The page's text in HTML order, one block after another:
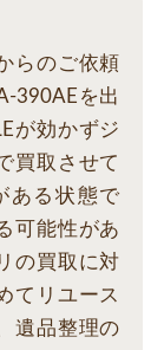
らのご依頼
390AEを出
が効かずジ
買取させて
ある状態で
可能性があ
の買取に対
てリユース
遺品整理の